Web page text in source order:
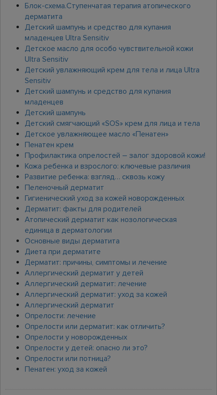
Блок-схема.Ступенчатая терапия атопического
дерматита
Детский шампунь и средство для купания
младенцев Ultra Sensitiv
Детское масло для особо чувствительной кожи
Ultra Sensitiv
Детский увлажняющий крем для тела и лица Ultra
Sensitiv
Детский шампунь и средство для купания
младенцев
Детский шампунь
Детский смягчающий «SOS» крем для лица и тела
Детское увлажняющее масло «Пенатен»
Пенатен крем
Профилактика опрелостей – залог здоровой кожи!
Кожа ребенка и взрослого: ключевые различия
Развитие ребенка: взгляд… сквозь кожу
Пеленочный дерматит
Гигиенический уход за кожей новорожденных
Дерматит: факты для родителей
Атопический дерматит как нозологическая
единица в дерматологии
Основные виды дерматита
Диета при дерматите
Дерматит: причины, симптомы и лечение
Аллергический дерматит у детей
Аллергический дерматит: лечение
Аллергический дерматит: уход за кожей
Аллергический дерматит
Опрелости: лечение
Опрелости или дерматит: как отличить?
Опрелости у новорожденных
Опрелости у детей: опасно ли это?
Опрелости или потница?
Пенатен: уход за кожей